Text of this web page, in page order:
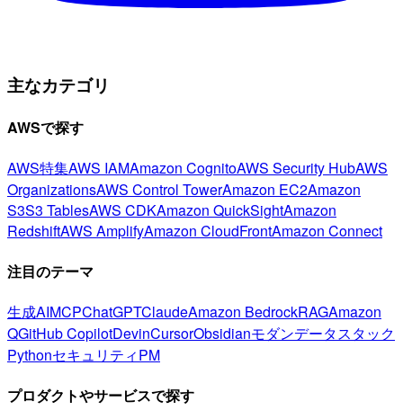
主なカテゴリ
AWSで探す
AWS特集AWS IAMAmazon CognitoAWS Security HubAWS
OrganizationsAWS Control TowerAmazon EC2Amazon
S3S3 TablesAWS CDKAmazon QuickSightAmazon
RedshiftAWS AmplifyAmazon CloudFrontAmazon Connect
注目のテーマ
生成AIMCPChatGPTClaudeAmazon BedrockRAGAmazon
QGitHub CopilotDevinCursorObsidianモダンデータスタック
PythonセキュリティPM
プロダクトやサービスで探す